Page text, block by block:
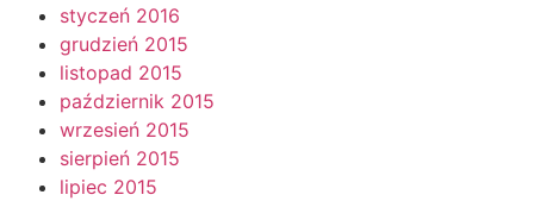
styczeń 2016
grudzień 2015
listopad 2015
październik 2015
wrzesień 2015
sierpień 2015
lipiec 2015